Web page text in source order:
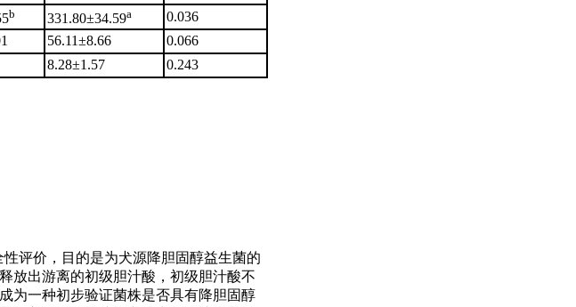
b 331.80±34.59a
0.036
56.11±8.66
0.066
8.28±1.57 0.243
评价，目的是为犬源降胆固醇益生菌的
放出游离的初级胆汁酸，初级胆汁酸不
为一种初步验证菌株是否具有降胆固醇